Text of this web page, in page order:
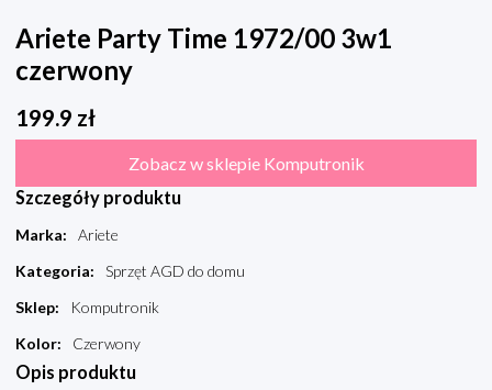
Ariete Party Time 1972/00 3w1
czerwony
199.9 zł
Zobacz w sklepie Komputronik
Szczegóły produktu
Marka:
Ariete
Kategoria:
Sprzęt AGD do domu
Sklep:
Komputronik
Kolor: Czerwony
Opis produktu